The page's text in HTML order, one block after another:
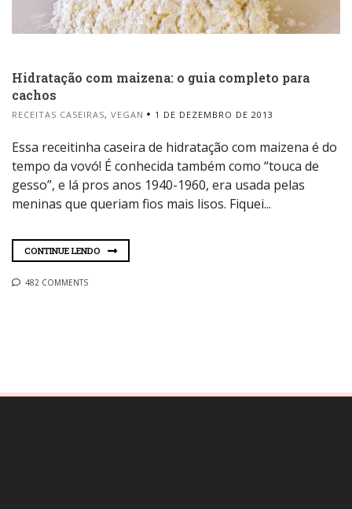
Hidratação com maizena: o guia completo para
cachos
RECEITAS CASEIRAS, VEGAN 1 DE DEZEMBRO DE 2013
Essa receitinha caseira de hidratação com maizena é do
tempo da vovó! É conhecida também como “touca de
gesso”, e lá pros anos 1940-1960, era usada pelas
meninas que queriam fios mais lisos. Fiquei...
CONTINUE LENDO
482 COMMENTS